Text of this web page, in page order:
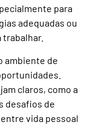
para
adequadas ou
ambiente de
claros, como a
desafios de
vida pessoal